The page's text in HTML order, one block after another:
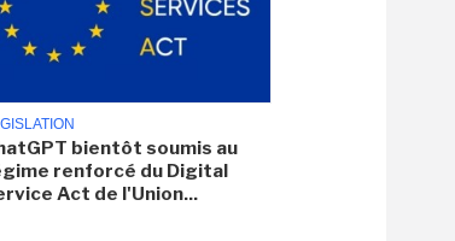
bientôt soumis au
renforcé du Digital
Act de l'Union...